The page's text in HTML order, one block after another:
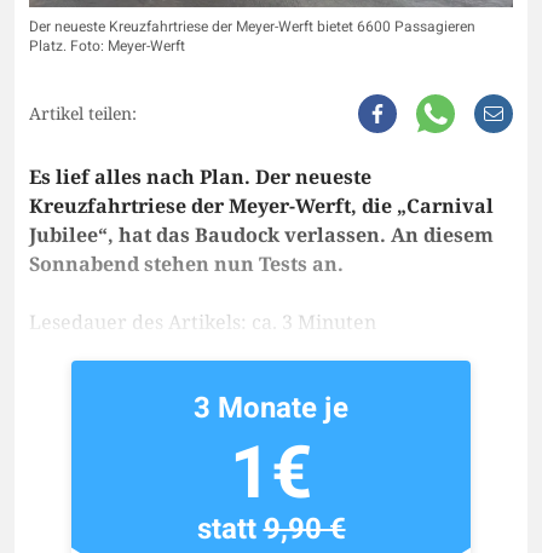
Der neueste Kreuzfahrtriese der Meyer-Werft bietet 6600 Passagieren
Platz. Foto: Meyer-Werft
Artikel teilen:
Es lief alles nach Plan. Der neueste
Kreuzfahrtriese der Meyer-Werft, die „Carnival
Jubilee“, hat das Baudock verlassen. An diesem
Sonnabend stehen nun Tests an.
Lesedauer des Artikels: ca. 3 Minuten
3 Monate je
1€
statt9,90 €